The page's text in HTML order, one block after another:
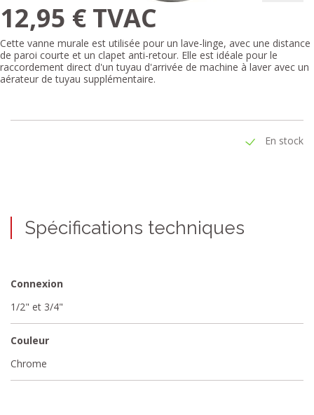
12,95 € TVAC
Cette vanne murale est utilisée pour un lave-linge, avec une distance
de paroi courte et un clapet anti-retour. Elle est idéale pour le
raccordement direct d'un tuyau d'arrivée de machine à laver avec un
aérateur de tuyau supplémentaire.
En stock
Spécifications techniques
Connexion
1/2" et 3/4"
Couleur
Chrome